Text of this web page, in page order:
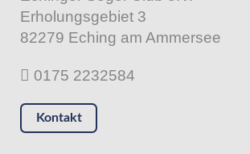
Erholungsgebiet 3
82279 Eching am Ammersee
0175 2232584
Kontakt